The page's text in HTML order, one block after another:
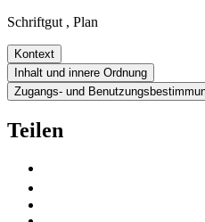
Schriftgut , Plan
Kontext
Inhalt und innere Ordnung
Zugangs- und
Teilen